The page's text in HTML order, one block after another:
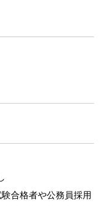
合格者や公務員採用